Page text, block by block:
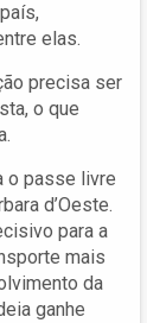
elas.
precisa ser
o que
o passe livre
d’Oeste.
para a
mais
da
ganhe